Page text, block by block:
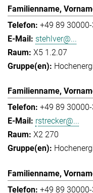
+49 89 30000-
stehlver@...
X5 1.2.07
+49 89
rstrecker@...
X2 270
+49 89